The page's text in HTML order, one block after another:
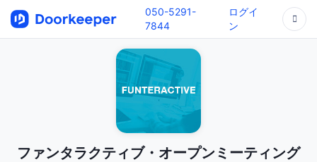
050-5291-
7844
ログイ
ン
ファンタラクティブ・オープンミーティング